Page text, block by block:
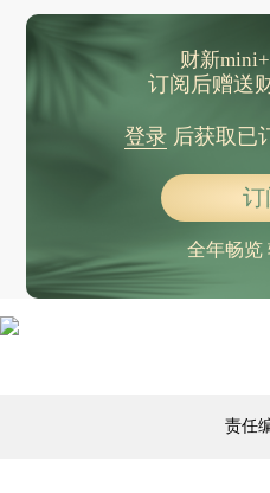
财新
订阅后赠送
登录后获取已
订
全年畅览
责任